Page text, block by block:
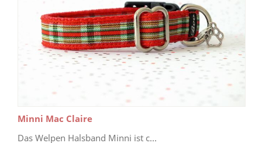
Minni Mac Claire
Das Welpen Halsband Minni ist c...